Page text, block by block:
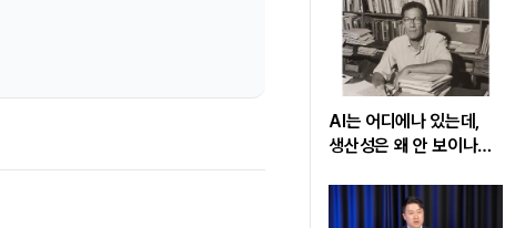
AI는 어디에나 있는데,
생산성은 왜 안 보이나…
‘솔로우 패러독스’